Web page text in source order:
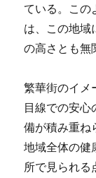
ている。この
は、この地域
の高さとも無
繁華街のイメ
目線での安
備が積み重ね
地域全体の健
所で見られ